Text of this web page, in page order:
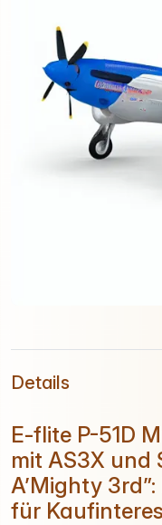
Details
E-flite P-51D
mit AS3X und
A’Mighty
für